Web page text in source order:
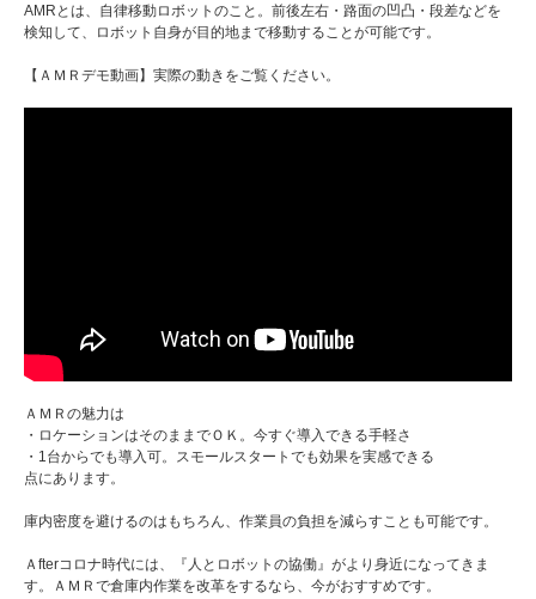
AMRとは、自律移動ロボットのこと。前後左右・路面の凹凸・段差などを
検知して、ロボット自身が目的地まで移動することが可能です。
【ＡＭＲデモ動画】実際の動きをご覧ください。
ＡＭＲの魅力は
・ロケーションはそのままでＯＫ。今すぐ導入できる手軽さ
・1台からでも導入可。スモールスタートでも効果を実感できる
点にあります。
庫内密度を避けるのはもちろん、作業員の負担を減らすことも可能です。
Ａfterコロナ時代には、『人とロボットの協働』がより身近になってきま
す。ＡＭＲで倉庫内作業を改革をするなら、今がおすすめです。